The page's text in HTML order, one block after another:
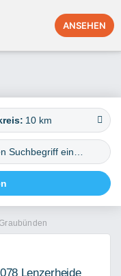
ANSEHEN
Deutschland
10 km
Lenzerheide